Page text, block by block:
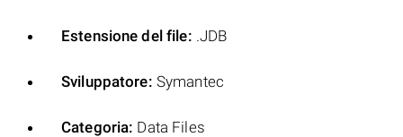
Estensione del file: .JDB
Sviluppatore: Symantec
Categoria: Data Files